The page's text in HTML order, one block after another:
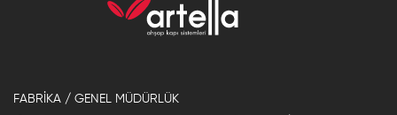
FABRİKA / GENEL MÜDÜRLÜK